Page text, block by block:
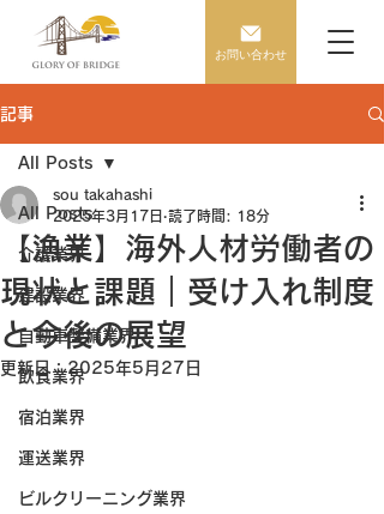
お問い合わせ
記事
All Posts
介護業界
建設業界
自動車整備業界
飲食業界
宿泊業界
運送業界
ビルクリーニング業界
All Posts
【漁業】海外人材労働者の
現状と課題｜受け入れ制度
と今後の展望
sou takahashi
2025年3月17日 読了時間: 18分
更新日：2025年5月27日